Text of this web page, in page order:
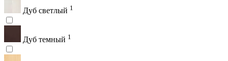
Дуб светлый 1
Дуб темный 1